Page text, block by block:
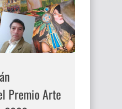
Premio Arte